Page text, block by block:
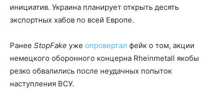
инициатив. Украина планирует открыть десять
экспортных хабов по всей Европе.
Ранее StopFake уже опровергал фейк о том, акции
немецкого оборонного концерна Rheinmetall якобы
резко обвалились после неудачных попыток
наступления ВСУ.